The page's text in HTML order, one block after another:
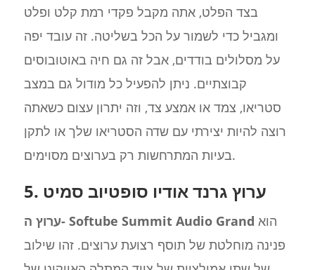
בצד הפלט, אתה מקבל פקדי רמת קלט ופלט
ומגביל כדי לשמור על הכל בשליטה. זה עובד יפה
על מסלולים בודדים, אבל זה גם חיה באוטובוסים
קבוצתיים. ניתן להפעיל כל מודול גם במצב
סטריאו, צמד או אמצע צד, וזה יתרון עצום כשאתה
רוצה להיות יצירתי עם שדה הסטריאו שלך או לתקן
בעיות המתרחשות רק בערוצים מסוימים.
5. ערוץ גרנד אודיו סופטיוב סמיט
ערוץ ה- Softube Summit Audio Grand
פנינה מוחלטת של תוסף רצועת ערוצים. זהו שילוב